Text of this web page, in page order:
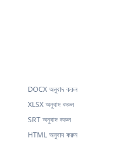
DOCX অনুবাদ করুন
XLSX অনুবাদ করুন
SRT অনুবাদ করুন
HTML অনুবাদ করুন